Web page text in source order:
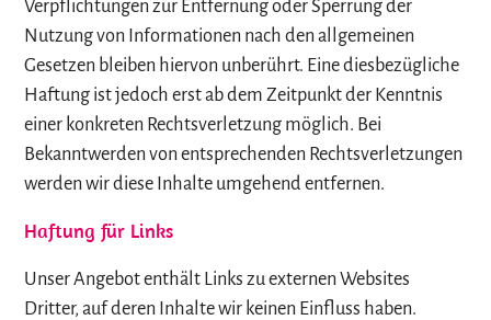
Verpflichtungen zur Entfernung oder Sperrung der
Nutzung von Informationen nach den allgemeinen
Gesetzen bleiben hiervon unberührt. Eine diesbezügliche
Haftung ist jedoch erst ab dem Zeitpunkt der Kenntnis
einer konkreten Rechtsverletzung möglich. Bei
Bekanntwerden von entsprechenden Rechtsverletzungen
werden wir diese Inhalte umgehend entfernen.
Haftung für Links
Unser Angebot enthält Links zu externen Websites
Dritter, auf deren Inhalte wir keinen Einfluss haben.